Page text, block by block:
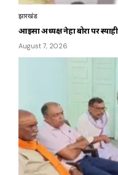
झारखंड
आइसा अध्यक्ष नेहा बोरा पर
August 7, 2026